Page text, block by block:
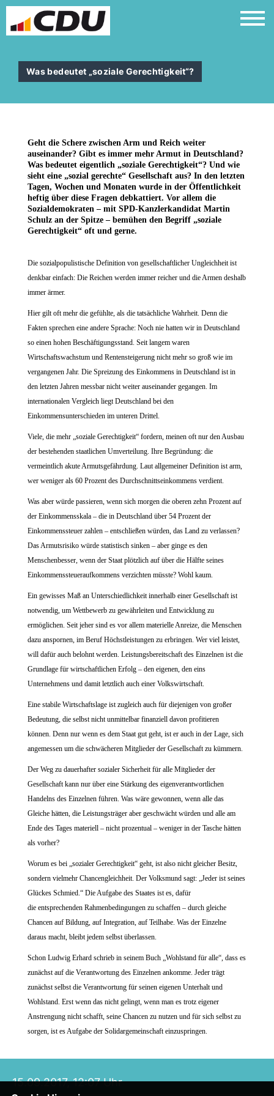
Was bedeutet „soziale Gerechtigkeit“?
Geht die Schere zwischen Arm und Reich weiter
auseinander? Gibt es immer mehr Armut in Deutschland?
Was bedeutet eigentlich „soziale Gerechtigkeit“? Und wie
sieht eine „sozial gerechte“ Gesellschaft aus? In den letzten
Tagen, Wochen und Monaten wurde in der Öffentlichkeit
heftig über diese Fragen debkattiert. Vor allem die
Sozialdemokraten – mit SPD-Kanzlerkandidat Martin
Schulz an der Spitze – bemühen den Begriff „soziale
Gerechtigkeit“ oft und gerne.
Die sozialpopulistische Definition von gesellschaftlicher Ungleichheit ist
denkbar einfach: Die Reichen werden immer reicher und die Armen deshalb
immer ärmer.
Hier gilt oft mehr die gefühlte, als die tatsächliche Wahrheit. Denn die
Fakten sprechen eine andere Sprache: Noch nie hatten wir in Deutschland
so einen hohen Beschäftigungsstand. Seit langem waren
Wirtschaftswachstum und Rentensteigerung nicht mehr so groß wie im
vergangenen Jahr. Die Spreizung des Einkommens in Deutschland ist in
den letzten Jahren messbar nicht weiter auseinander gegangen. Im
internationalen Vergleich liegt Deutschland bei den
Einkommensunterschieden im unteren Drittel.
Viele, die mehr „soziale Gerechtigkeit“ fordern, meinen oft nur den Ausbau
der bestehenden staatlichen Umverteilung. Ihre Begründung: die
vermeintlich akute Armutsgefährdung. Laut allgemeiner Definition ist arm,
wer weniger als 60 Prozent des Durchschnittseinkommens verdient.
Was aber würde passieren, wenn sich morgen die oberen zehn Prozent auf
der Einkommensskala – die in Deutschland über 54 Prozent der
Einkommenssteuer zahlen – entschließen würden, das Land zu verlassen?
Das Armutsrisiko würde statistisch sinken – aber ginge es den
Menschenbesser, wenn der Staat plötzlich auf über die Hälfte seines
Einkommenssteueraufkommens verzichten müsste? Wohl kaum.
Ein gewisses Maß an Unterschiedlichkeit innerhalb einer Gesellschaft ist
notwendig, um Wettbewerb zu gewährleiten und Entwicklung zu
ermöglichen. Seit jeher sind es vor allem materielle Anreize, die Menschen
dazu anspornen, im Beruf Höchstleistungen zu erbringen. Wer viel leistet,
will dafür auch belohnt werden. Leistungsbereitschaft des Einzelnen ist die
Grundlage für wirtschaftlichen Erfolg – den eigenen, den eins
Unternehmens und damit letztlich auch einer Volkswirtschaft.
Eine stabile Wirtschaftslage ist zugleich auch für diejenigen von großer
Bedeutung, die selbst nicht unmittelbar finanziell davon profitieren
können. Denn nur wenn es dem Staat gut geht, ist er auch in der Lage, sich
angemessen um die schwächeren Mitglieder der Gesellschaft zu kümmern.
Der Weg zu dauerhafter sozialer Sicherheit für alle Mitglieder der
Gesellschaft kann nur über eine Stärkung des eigenverantwortlichen
Handelns des Einzelnen führen. Was wäre gewonnen, wenn alle das
Gleiche hätten, die Leistungsträger aber geschwächt würden und alle am
Ende des Tages materiell – nicht prozentual – weniger in der Tasche hätten
als vorher?
Worum es bei „sozialer Gerechtigkeit“ geht, ist also nicht gleicher Besitz,
sondern vielmehr Chancengleichheit. Der Volksmund sagt: „Jeder ist seines
Glückes Schmied.“ Die Aufgabe des Staates ist es, dafür
die entsprechenden Rahmenbedingungen zu schaffen – durch gleiche
Chancen auf Bildung, auf Integration, auf Teilhabe. Was der Einzelne
daraus macht, bleibt jedem selbst überlassen.
Schon Ludwig Erhard schrieb in seinem Buch „Wohlstand für alle“, dass es
zunächst auf die Verantwortung des Einzelnen ankomme. Jeder trägt
zunächst selbst die Verantwortung für seinen eigenen Unterhalt und
Wohlstand. Erst wenn das nicht gelingt, wenn man es trotz eigener
Anstrengung nicht schafft, seine Chancen zu nutzen und für sich selbst zu
sorgen, ist es Aufgabe der Solidargemeinschaft einzuspringen.
15.09.2017, 12:07 Uhr